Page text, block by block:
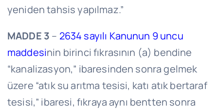
yeniden tahsis yapılmaz.”
MADDE 3 – 2634 sayılı Kanunun 9 uncu
maddesinin birinci fıkrasının (a) bendine
“kanalizasyon,” ibaresinden sonra gelmek
üzere “atık su arıtma tesisi, katı atık bertaraf
tesisi,” ibaresi, fıkraya aynı bentten sonra